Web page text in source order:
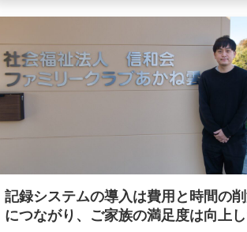
記録システムの導入は費用と時間の
につながり、ご家族の満足度は向上